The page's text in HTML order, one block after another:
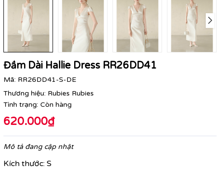
Đầm Dài Hallie Dress RR26DD41
Mã: RR26DD41-S-DE
Thương hiệu: Rubies Rubies
Tình trạng: Còn hàng
620.000₫
Mô tả đang cập nhật
Kích thước: S